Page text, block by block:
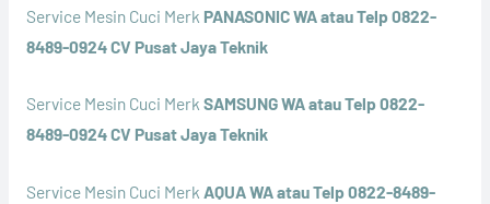
Service Mesin Cuci Merk PANASONIC WA atau Telp 0822-
8489-0924 CV Pusat Jaya Teknik
Service Mesin Cuci Merk SAMSUNG WA atau Telp 0822-
8489-0924 CV Pusat Jaya Teknik
Service Mesin Cuci Merk AQUA WA atau Telp 0822-8489-